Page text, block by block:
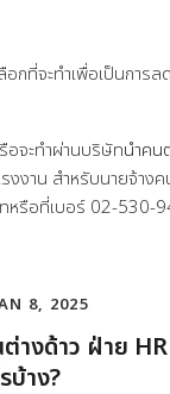
อกที่จะทำเพื่อเป็นก
อจะทำผ่านบริษัทนำคน
งงาน สำหรับนายจ้า
ทหรือที่เบอร์ 02-530-
8, 2025
างด้าว ฝ่าย HR
บ้าง?